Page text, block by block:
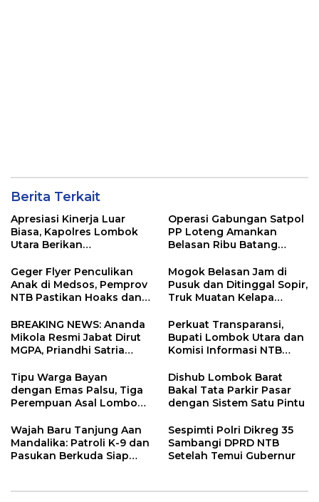
Berita Terkait
Apresiasi Kinerja Luar
Biasa, Kapolres Lombok
Utara Berikan
Personel Berprestasi
Operasi Gabungan Satpol
PP Loteng Amankan
Belasan Ribu Batang
Kecamatan
Geger Flyer Penculikan
Anak di Medsos, Pemprov
NTB Pastikan Hoaks dan
Hakim Sendiri
Mogok Belasan Jam di
Pusuk dan Ditinggal Sopir,
Truk Muatan Kelapa
Kasat Lantas Laode
BREAKING NEWS: Ananda
Mikola Resmi Jabat Dirut
MGPA, Priandhi Satria
Perkuat Transparansi,
Bupati Lombok Utara dan
Komisi Informasi NTB
Keterbukaan Publik
Tipu Warga Bayan
dengan Emas Palsu, Tiga
Perempuan Asal Lombok
Dishub Lombok Barat
Bakal Tata Parkir Pasar
dengan Sistem Satu Pintu
Wajah Baru Tanjung Aan
Mandalika: Patroli K-9 dan
Pasukan Berkuda Siap
Sespimti Polri Dikreg 35
Sambangi DPRD NTB
Setelah Temui Gubernur